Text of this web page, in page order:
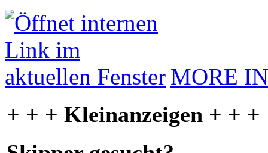
MORE
+ + + Kleinanzeigen + + +